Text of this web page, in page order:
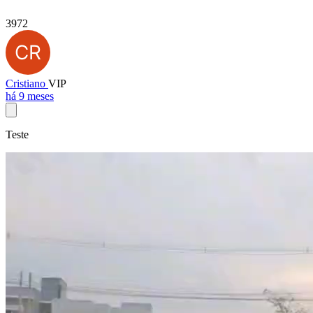
3972
Cristiano VIP
há 9 meses
Teste